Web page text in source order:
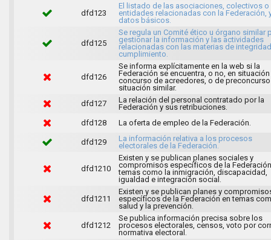
dfd123
El listado de las asociaciones, colectivos o
entidades relacionadas con la Federación,
datos básicos.
dfd125
Se regula un Comité ético u órgano similar
gestionar la información y las actividades
relacionadas con las materias de
cumplimiento.
dfd126
Se informa explícitamente en la web si la
Federación se encuentra, o no, en
concurso de acreedores, o de
situación similar.
dfd127
La relación del personal contratado por la
Federación y sus retribuciones.
dfd128
La oferta de empleo de la Federación.
dfd129
La información relativa a los procesos
electorales de la Federación.
dfd1210
Existen y se publican planes sociales y
compromisos específicos de la
temas como la inmigración, discapacidad,
igualdad e integración social.
dfd1211
Existen y se publican planes y
específicos de la Federación en temas
salud y la prevención.
dfd1212
Se publica información precisa sobre los
procesos electorales, censos, voto por
normativa electoral.